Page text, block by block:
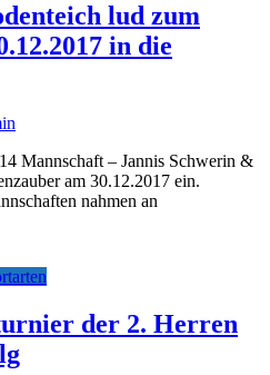
lud zum
in die
Mannschaft – Jannis Schwerin &
am 30.12.2017 ein.
nahmen an
der 2. Herren